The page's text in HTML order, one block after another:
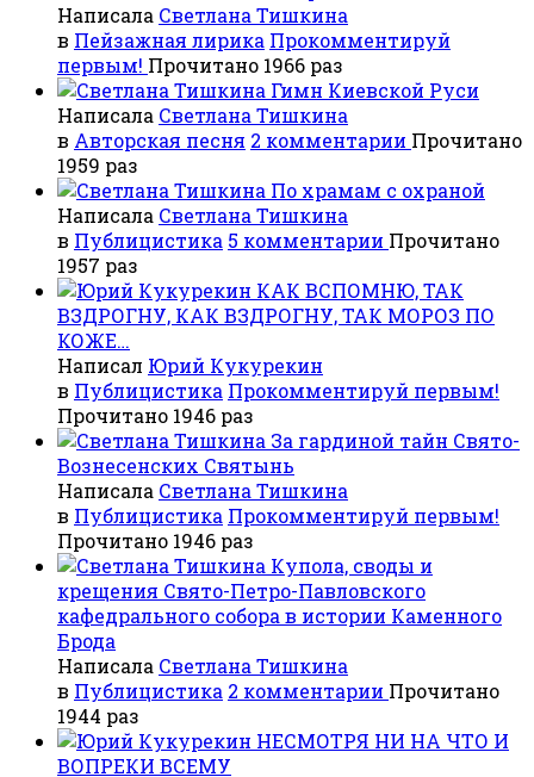
Написала Светлана Тишкина
в Пейзажная лирика Прокомментируй
первым! Прочитано 1966 раз
Гимн Киевской Руси
Написала Светлана Тишкина
в Авторская песня 2 комментарии Прочитано
1959 раз
По храмам с охраной
Написала Светлана Тишкина
в Публицистика 5 комментарии Прочитано
1957 раз
КАК ВСПОМНЮ, ТАК
ВЗДРОГНУ, КАК ВЗДРОГНУ, ТАК МОРОЗ ПО
КОЖЕ…
Написал Юрий Кукурекин
в Публицистика Прокомментируй первым!
Прочитано 1946 раз
За гардиной тайн Свято-
Вознесенских Святынь
Написала Светлана Тишкина
в Публицистика Прокомментируй первым!
Прочитано 1946 раз
Купола, своды и
крещения Свято-Петро-Павловского
кафедрального собора в истории Каменного
Брода
Написала Светлана Тишкина
в Публицистика 2 комментарии Прочитано
1944 раз
НЕСМОТРЯ НИ НА ЧТО И
ВОПРЕКИ ВСЕМУ